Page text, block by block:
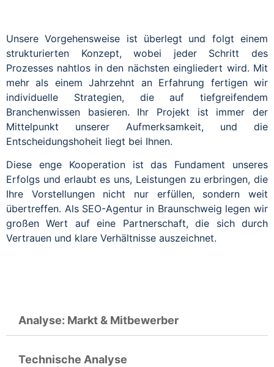
Unsere Vorgehensweise ist überlegt und folgt einem
strukturierten Konzept, wobei jeder Schritt des
Prozesses nahtlos in den nächsten eingliedert wird. Mit
mehr als einem Jahrzehnt an Erfahrung fertigen wir
individuelle Strategien, die auf tiefgreifendem
Branchenwissen basieren. Ihr Projekt ist immer der
Mittelpunkt unserer Aufmerksamkeit, und die
Entscheidungshoheit liegt bei Ihnen.
Diese enge Kooperation ist das Fundament unseres
Erfolgs und erlaubt es uns, Leistungen zu erbringen, die
Ihre Vorstellungen nicht nur erfüllen, sondern weit
übertreffen. Als SEO-Agentur in Braunschweig legen wir
großen Wert auf eine Partnerschaft, die sich durch
Vertrauen und klare Verhältnisse auszeichnet.
Analyse: Markt & Mitbewerber
Technische Analyse